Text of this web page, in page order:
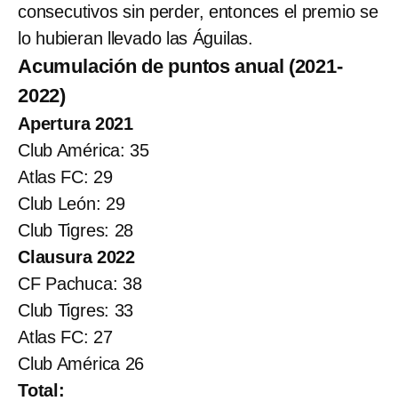
consecutivos sin perder, entonces el premio se
lo hubieran llevado las Águilas.
Acumulación de puntos anual (2021-
2022)
Apertura 2021
Club América: 35
Atlas FC: 29
Club León: 29
Club Tigres: 28
Clausura 2022
CF Pachuca: 38
Club Tigres: 33
Atlas FC: 27
Club América 26
Total: